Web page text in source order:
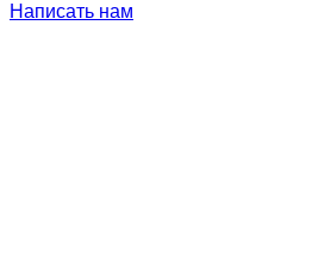
Написать нам